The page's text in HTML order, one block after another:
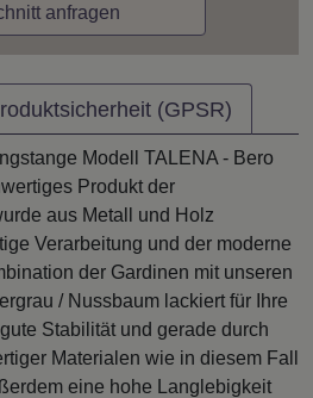
anfragen
(GPSR)
Modell TALENA - Bero
Produkt der
aus Metall und Holz
Verarbeitung und der moderne
der Gardinen mit unseren
/ Nussbaum lackiert für Ihre
Stabilität und gerade durch
Materialen wie in diesem Fall
eine hohe Langlebigkeit